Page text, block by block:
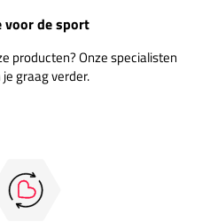
voor de sport
producten? Onze specialisten
graag verder.